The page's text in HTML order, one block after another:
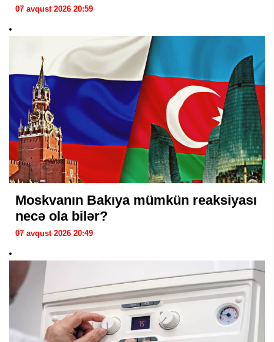
07 avqust 2026 20:59
Moskvanın Bakıya mümkün reaksiyası
necə ola bilər?
07 avqust 2026 20:49